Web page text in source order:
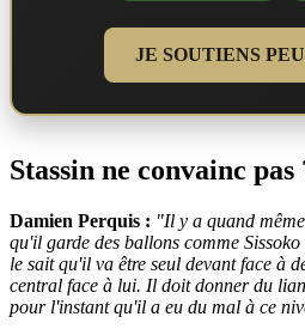
JE SOUTIENS
Stassin ne convainc pas
Damien Perquis : "Il y a quand
qu'il garde des ballons comme
le sait qu'il va être seul devant face à
central face à lui. Il doit donner du
pour l'instant qu'il a eu du mal à ce